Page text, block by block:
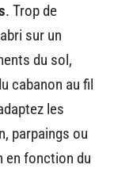
. Trop de
sur un
du sol,
cabanon au fil
les
parpaings ou
en fonction du